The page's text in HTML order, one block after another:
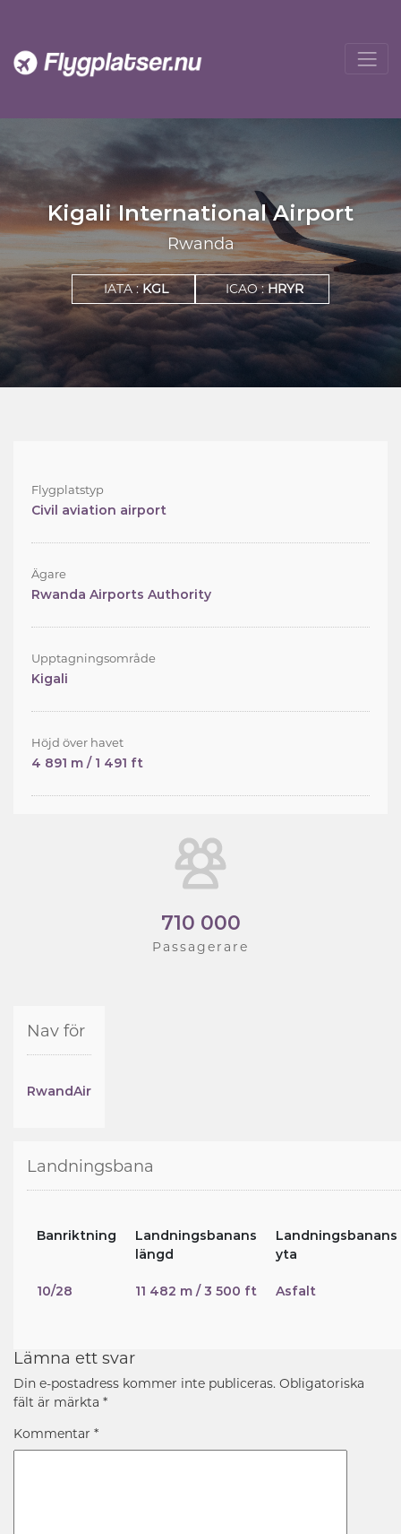
Kigali International Airport
Rwanda
IATA :KGL ICAO :HRYR
Flygplatstyp
Civil aviation airport
Ägare
Rwanda Airports Authority
Upptagningsområde
Kigali
Höjd över havet
4 891 m / 1 491 ft
710 000
Passagerare
Nav för
RwandAir
Landningsbana
Banriktning
Landningsbanans
längd
Landningsbanans
yta
10/28 11 482 m / 3 500 ft Asfalt
Lämna ett svar
Din e-postadress kommer inte publiceras. Obligatoriska
fält är märkta *
Kommentar *